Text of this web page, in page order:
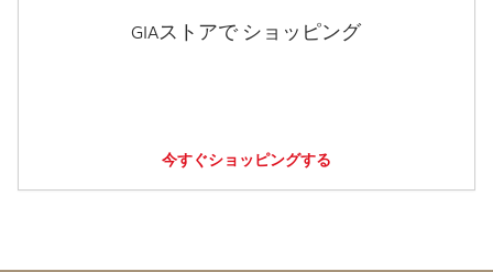
GIAストアで ショッピング
今すぐショッピングする